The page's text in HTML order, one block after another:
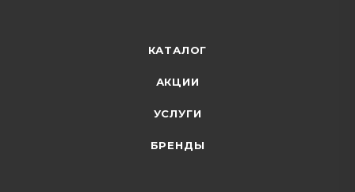
КАТАЛОГ
АКЦИИ
УСЛУГИ
БРЕНДЫ